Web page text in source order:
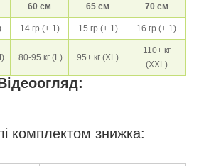
60 см 65 см 70 см
14 гр (± 1) 15 гр (± 1) 16 гр (± 1)
80-95 кг (L) 95+ кг (XL)
110+ кг
(XXL)
комплектом знижка: